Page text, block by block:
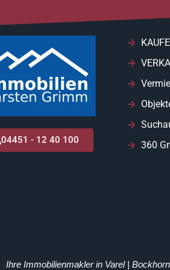
04451 - 12 40 100
360
Ihre Immobilienmakler in Varel |